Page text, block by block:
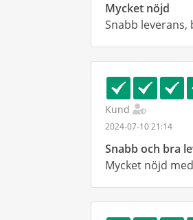
Mycket nöjd
Snabb
Kund
2024-07-10 21:14
Snabb och bra
Mycket nöjd